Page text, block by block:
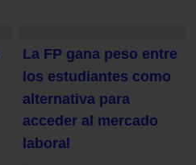
La FP gana peso entre
los estudiantes como
alternativa para
acceder al mercado
laboral